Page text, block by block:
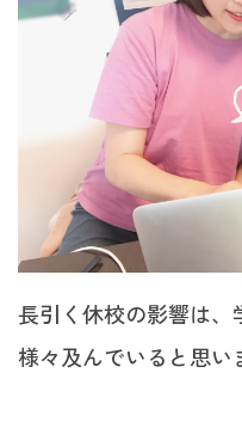
長引く休校の影響は、
様々及んでいると思い